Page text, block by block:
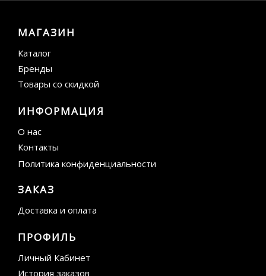
МАГАЗИН
Каталог
Бренды
Товары со скидкой
ИНФОРМАЦИЯ
О нас
Контакты
Политика конфиденциальности
ЗАКАЗ
Доставка и оплата
ПРОФИЛЬ
Личный Кабинет
История заказов